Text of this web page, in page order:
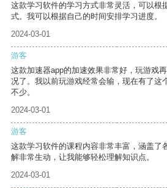
这款学习软件的学习方式非常灵活，可以根
式。我可以根据自己的时间安排学习进度。
2024-03-01
游客
这款加速器app的加速效果非常好，玩游戏
况了。我以前玩游戏经常会输，现在有了这
不少。
2024-03-01
游客
这款学习软件的课程内容非常丰富，涵盖了
解非常生动，让我能够轻松理解知识点。
2024-03-01